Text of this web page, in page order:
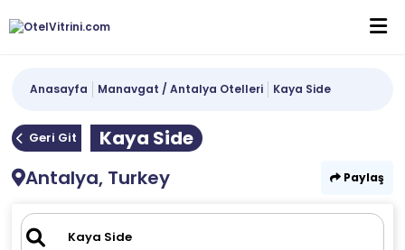
Anasayfa Manavgat / Antalya Otelleri Kaya Side
Geri Git
Kaya Side
Antalya, Turkey
Paylaş